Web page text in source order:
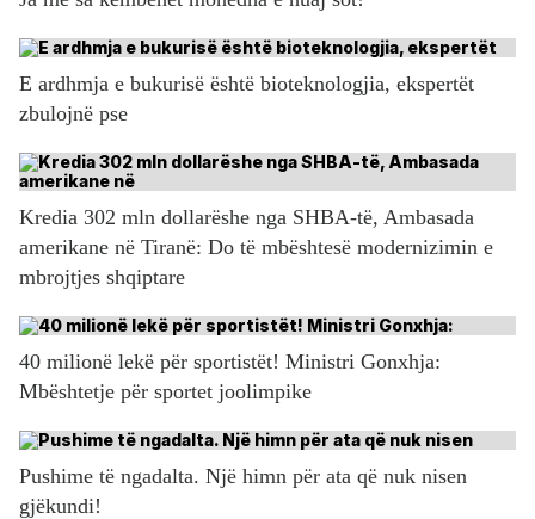
E ardhmja e bukurisë është bioteknologjia, ekspertët
zbulojnë pse
Kredia 302 mln dollarëshe nga SHBA-të, Ambasada
amerikane në Tiranë: Do të mbështesë modernizimin e
mbrojtjes shqiptare
40 milionë lekë për sportistët! Ministri Gonxhja:
Mbështetje për sportet joolimpike
Pushime të ngadalta. Një himn për ata që nuk nisen
gjëkundi!